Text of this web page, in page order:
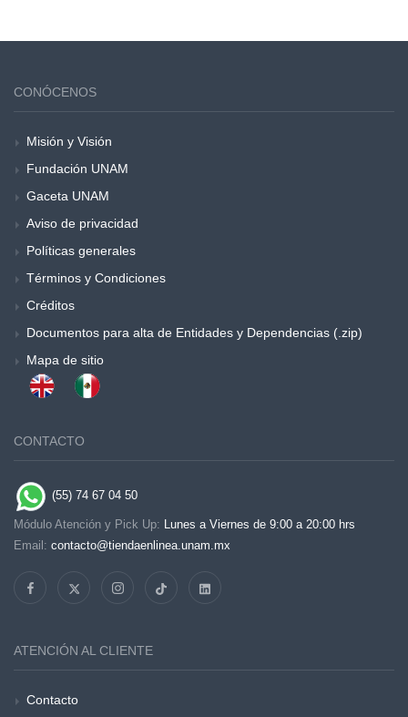
CONÓCENOS
Misión y Visión
Fundación UNAM
Gaceta UNAM
Aviso de privacidad
Políticas generales
Términos y Condiciones
Créditos
Documentos para alta de Entidades y Dependencias (.zip)
Mapa de sitio
CONTACTO
(55) 74 67 04 50
Módulo Atención y Pick Up: Lunes a Viernes de 9:00 a 20:00 hrs
Email: contacto@tiendaenlinea.unam.mx
ATENCIÓN AL CLIENTE
Contacto